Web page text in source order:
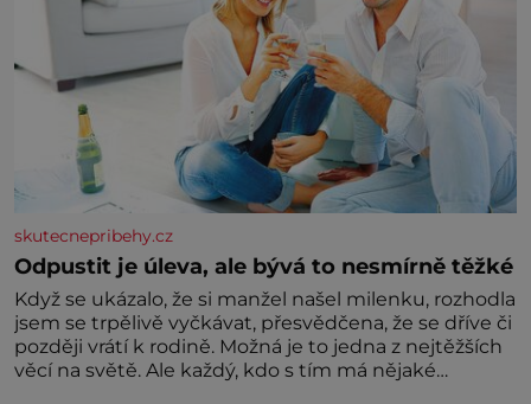
skutecnepribehy.cz
Odpustit je úleva, ale bývá to nesmírně těžké
Když se ukázalo, že si manžel našel milenku, rozhodla
jsem se trpělivě vyčkávat, přesvědčena, že se dříve či
později vrátí k rodině. Možná je to jedna z nejtěžších
věcí na světě. Ale každý, kdo s tím má nějaké